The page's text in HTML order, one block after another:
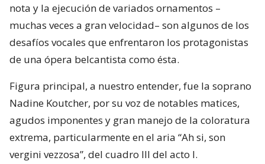
nota y la ejecución de variados ornamentos –
muchas veces a gran velocidad– son algunos de los
desafíos vocales que enfrentaron los protagonistas
de una ópera belcantista como ésta.
Figura principal, a nuestro entender, fue la soprano
Nadine Koutcher, por su voz de notables matices,
agudos imponentes y gran manejo de la coloratura
extrema, particularmente en el aria “Ah si, son
vergini vezzosa”, del cuadro III del acto I.